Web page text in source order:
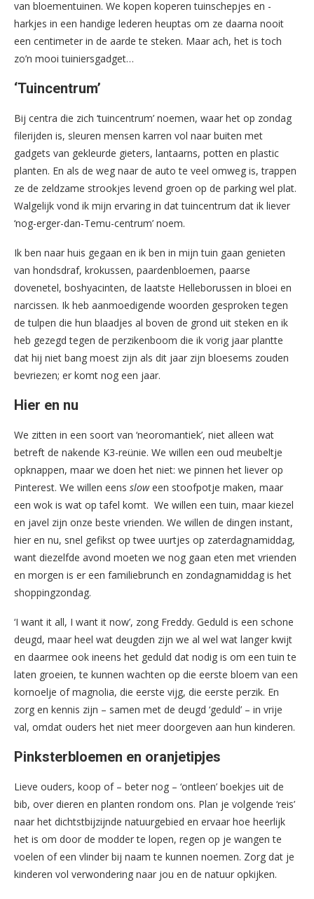
van bloementuinen. We kopen koperen tuinschepjes en -
harkjes in een handige lederen heuptas om ze daarna nooit
een centimeter in de aarde te steken. Maar ach, het is toch
zo’n mooi tuiniersgadget…
‘Tuincentrum’
Bij centra die zich ‘tuincentrum’ noemen, waar het op zondag
filerijden is, sleuren mensen karren vol naar buiten met
gadgets van gekleurde gieters, lantaarns, potten en plastic
planten. En als de weg naar de auto te veel omweg is, trappen
ze de zeldzame strookjes levend groen op de parking wel plat.
Walgelijk vond ik mijn ervaring in dat tuincentrum dat ik liever
‘nog-erger-dan-Temu-centrum’ noem.
Ik ben naar huis gegaan en ik ben in mijn tuin gaan genieten
van hondsdraf, krokussen, paardenbloemen, paarse
dovenetel, boshyacinten, de laatste Helleborussen in bloei en
narcissen. Ik heb aanmoedigende woorden gesproken tegen
de tulpen die hun blaadjes al boven de grond uit steken en ik
heb gezegd tegen de perzikenboom die ik vorig jaar plantte
dat hij niet bang moest zijn als dit jaar zijn bloesems zouden
bevriezen; er komt nog een jaar.
Hier en nu
We zitten in een soort van ‘neoromantiek’, niet alleen wat
betreft de nakende K3-reünie. We willen een oud meubeltje
opknappen, maar we doen het niet: we pinnen het liever op
Pinterest. We willen eens sloween stoofpotje maken, maar
een wok is wat op tafel komt. We willen een tuin, maar kiezel
en javel zijn onze beste vrienden. We willen de dingen instant,
hier en nu, snel gefikst op twee uurtjes op zaterdagnamiddag,
want diezelfde avond moeten we nog gaan eten met vrienden
en morgen is er een familiebrunch en zondagnamiddag is het
shoppingzondag.
‘I want it all, I want it now’, zong Freddy. Geduld is een schone
deugd, maar heel wat deugden zijn we al wel wat langer kwijt
en daarmee ook ineens het geduld dat nodig is om een tuin te
laten groeien, te kunnen wachten op die eerste bloem van een
kornoelje of magnolia, die eerste vijg, die eerste perzik. En
zorg en kennis zijn – samen met de deugd ‘geduld’ – in vrije
val, omdat ouders het niet meer doorgeven aan hun kinderen.
Pinksterbloemen en oranjetipjes
Lieve ouders, koop of – beter nog – ‘ontleen’ boekjes uit de
bib, over dieren en planten rondom ons. Plan je volgende ‘reis’
naar het dichtstbijzijnde natuurgebied en ervaar hoe heerlijk
het is om door de modder te lopen, regen op je wangen te
voelen of een vlinder bij naam te kunnen noemen. Zorg dat je
kinderen vol verwondering naar jou en de natuur opkijken.